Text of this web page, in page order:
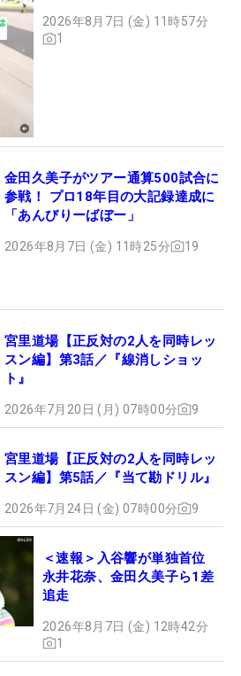
2026年8月7日 (金) 11時57分
1
金田久美子がツアー通算500試合に
参戦！ プロ18年目の大記録達成に
「あんびりーばぼー」
2026年8月7日 (金) 11時25分 19
宮里道場【正反対の2人を同時レッ
スン編】第3話／『線消しショッ
ト』
2026年7月20日 (月) 07時00分 9
宮里道場【正反対の2人を同時レッ
スン編】第5話／『当て勘ドリル』
2026年7月24日 (金) 07時00分 9
＜速報＞入谷響が単独首位
永井花奈、金田久美子ら1差
追走
2026年8月7日 (金) 12時42分
1